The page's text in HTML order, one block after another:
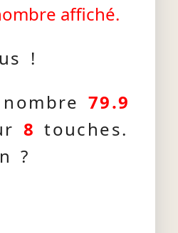
affiché.
!
nombre79.9
8 touches.
?